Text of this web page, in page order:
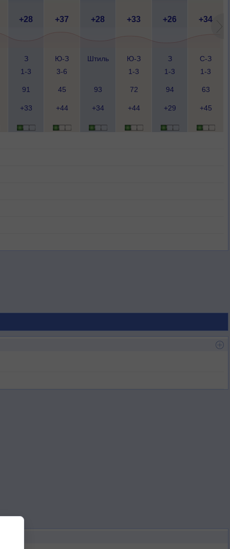
+28 +37 +28 +33 +26 +34
З
1-3
Ю-З
3-6
Штиль
Ю-З
1-3
З
1-3
С-З
1-3
91 45 93 72 94 63
+33 +44 +34 +44 +29 +45